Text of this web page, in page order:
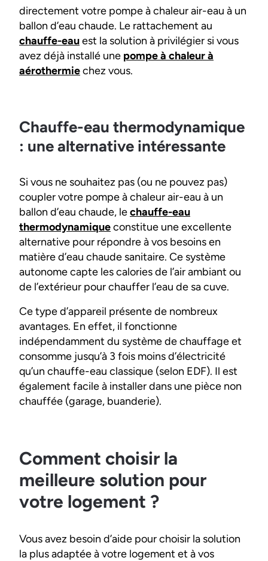
directement votre pompe à chaleur air-eau à un
ballon d’eau chaude. Le rattachement au
chauffe-eauest la solution à privilégier si vous
avez déjà installé une pompe à chaleur à
aérothermiechez vous.
Chauffe-eau thermodynamique
: une alternative intéressante
Si vous ne souhaitez pas (ou ne pouvez pas)
coupler votre pompe à chaleur air-eau à un
ballon d’eau chaude, lechauffe-eau
thermodynamiqueconstitue une excellente
alternative pour répondre à vos besoins en
matière d’eau chaude sanitaire. Ce système
autonome capte les calories de l’air ambiant ou
de l’extérieur pour chauffer l’eau de sa cuve.
Ce type d’appareil présente de nombreux
avantages. En effet, il fonctionne
indépendamment du système de chauffage et
consomme jusqu’à 3 fois moins d’électricité
qu’un chauffe-eau classique (selon EDF). Il est
également facile à installer dans une pièce non
chauffée (garage, buanderie).
Comment choisir la
meilleure solution pour
votre logement ?
Vous avez besoin d’aide pour choisir la solution
la plus adaptée à votre logement et à vos